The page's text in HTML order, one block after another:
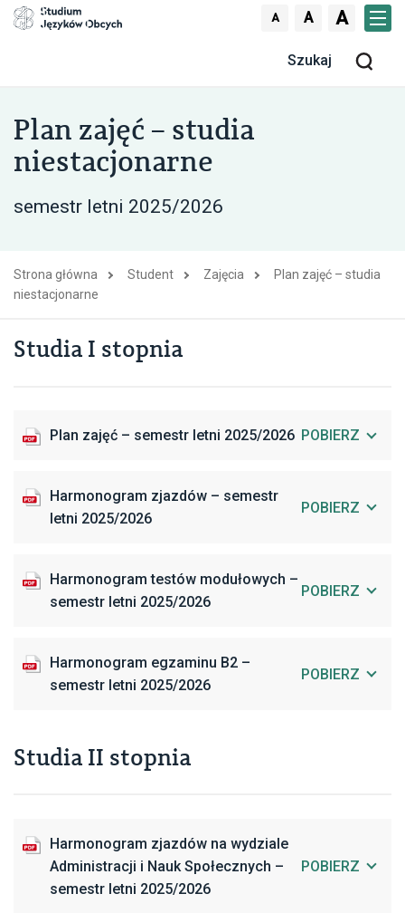
Skocz do treści
A A A
Plan zajęć – studia
niestacjonarne
21 lutego 2025
semestr letni 2025/2026
Strona główna Student Zajęcia
Plan zajęć – studia
niestacjonarne
Studia I stopnia Studia II stopnia
SJO PW
Studia I stopnia
Plan zajęć – semestr letni 2025/2026 POBIERZ
Harmonogram zjazdów – semestr
letni 2025/2026
POBIERZ
Harmonogram testów modułowych –
semestr letni 2025/2026
POBIERZ
Harmonogram egzaminu B2 –
semestr letni 2025/2026
POBIERZ
Studia II stopnia
Harmonogram zjazdów na wydziale
Administracji i Nauk Społecznych –
semestr letni 2025/2026
POBIERZ